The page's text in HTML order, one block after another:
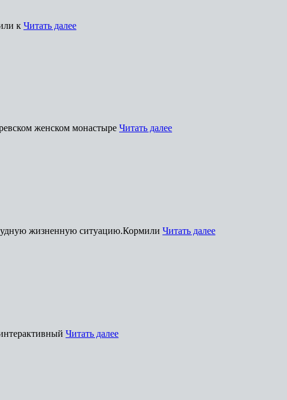
к Читать далее
женском монастыре Читать далее
жизненную ситуацию.Кормили Читать далее
Читать далее